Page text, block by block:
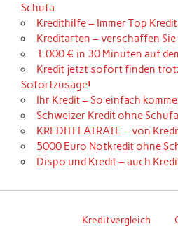
Schufa
Kredithilfe – Immer Top
Kreditarten – verschaffen
1.000 € in 30 Minuten auf
Kredit jetzt sofort finden
Sofortzusage!
Ihr Kredit – So einfach
Schweizer Kredit ohne
KREDITFLATRATE – von
5000 Euro Notkredit ohne
Dispo und Kredit – auch
Kreditvergleich